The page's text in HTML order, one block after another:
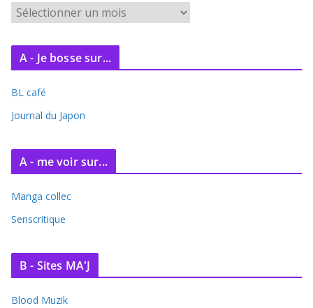
r
c
v
e
A - Je bosse sur...
BL café
Journal du Japon
A - me voir sur...
Manga collec
Senscritique
B - Sites MA'J
Blood Muzik